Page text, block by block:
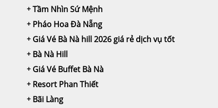
Tầm Nhìn Sứ Mệnh
Pháo Hoa Đà Nẵng
Giá Vé Bà Nà hill 2026 giá rẻ dịch vụ tốt
Bà Nà Hill
Giá Vé Buffet Bà Nà
Resort Phan Thiết
Bãi Làng